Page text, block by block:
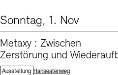
Sonntag, 1. Nov
Metaxy : Zwischen
Zerstörung und
Ausstellung
Standort: Hanseatenweg